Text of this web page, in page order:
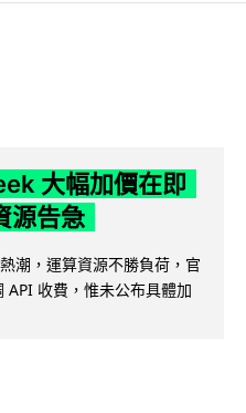
大幅加價在即
源告急
潮，運算資源不勝負荷，官
API 收費，惟未公布具體加